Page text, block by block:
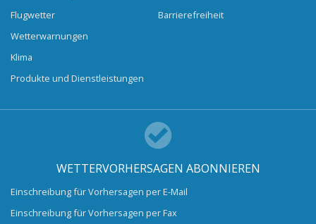
Flugwetter
Wetterwarnungen
Klima
Produkte und Dienstleistungen
Barrierefreiheit
WETTERVORHERSAGEN ABONNIEREN
Einschreibung für Vorhersagen per E-Mail
Einschreibung für Vorhersagen per Fax